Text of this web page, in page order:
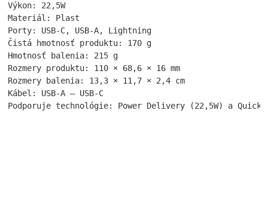
Výkon: 22,5W
Materiál: Plast
Porty: USB-C, USB-A, Lightning
Čistá hmotnosť produktu: 170 g
Hmotnosť balenia: 215 g
Rozmery produktu: 110 × 68,6 × 16 mm
Rozmery balenia: 13,3 × 11,7 × 2,4 cm
Kábel: USB-A – USB-C
Podporuje technológie: Power Delivery (22,5W) a Quick